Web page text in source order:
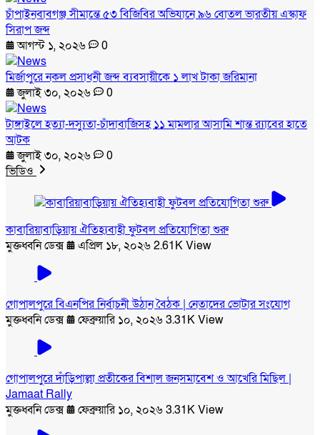
চাঁপাইনবাবগঞ্জ সীমান্তে ৫৩ বিজিবির অভিযানে ৯৬ বোতল ভারতীয় এস্কাফ
সিরাপ জব্দ
আগস্ট ১, ২০২৬
0
মির্জাপুরে নকল প্রসাধনী জব্দ ব্যবসায়ীকে ১ লাখ টাকা জরিমানা
জুলাই ৩০, ২০২৬
0
টাঙ্গাইলে হত্যা-দস্যুতা-চাঁদাবাজিসহ ১১ মামলার আসামি শান্ত র‍্যাবের হাতে
আটক
জুলাই ৩০, ২০২৬
0
ভিডিও
কাবারিয়াবাড়িয়ায় ঐতিহ্যবাহী ফুটবল প্রতিযোগিতা শুরু
মুক্তধ্বনি ডেক্স
এপ্রিল ১৮, ২০২৬2.61K View
গোপালপুরে বিএনপির নির্বাচনী উঠান বৈঠক | নেতাদের ভোটার সংযোগ
মুক্তধ্বনি ডেক্স
ফেব্রুয়ারি ১০, ২০২৬3.31K View
গোপালপুরে দাঁড়িপাল্লা প্রতীকের বিশাল জনসমাবেশ ও আখেরি মিছিল |
Jamaat Rally
মুক্তধ্বনি ডেক্স
ফেব্রুয়ারি ১০, ২০২৬3.31K View